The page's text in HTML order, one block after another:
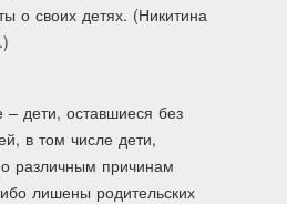
о своих детях. (Никитина
дети, оставшиеся без
в том числе дети,
различным причинам
лишены родительских